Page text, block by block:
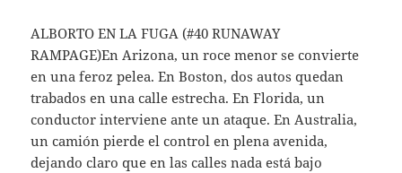
ALBORTO EN LA FUGA (#40 RUNAWAY
RAMPAGE)En Arizona, un roce menor se convierte
en una feroz pelea. En Boston, dos autos quedan
trabados en una calle estrecha. En Florida, un
conductor interviene ante un ataque. En Australia,
un camión pierde el control en plena avenida,
dejando claro que en las calles nada está bajo